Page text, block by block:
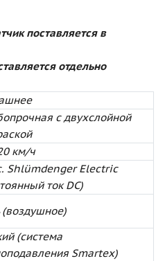
поставляется в
отдельно
с двухслойной
км/ч
Shlümdenger Electric
ток DC)
(воздушное)
(система
Smartex)